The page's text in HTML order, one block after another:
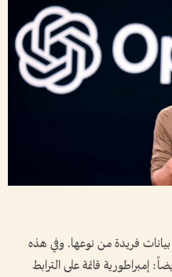
فريدة من نوعها. وفي هذه
إمبراطورية قائمة على الترابط